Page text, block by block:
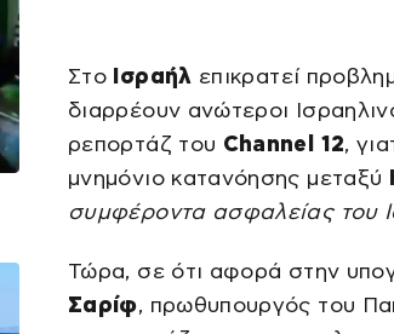
Στο Ισραήλ επικρατεί
διαρρέουν ανώτεροι
ρεπορτάζ του Channel 12,
μνημόνιο κατανόησης μεταξύ
συμφέροντα ασφαλείας του
Τώρα, σε ότι αφορά στην
Σαρίφ, πρωθυπουργός του